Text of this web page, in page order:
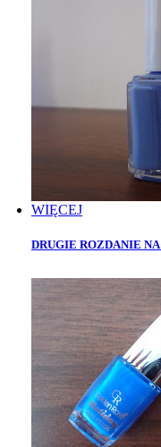
WIĘCEJ
DRUGIE ROZDANIE